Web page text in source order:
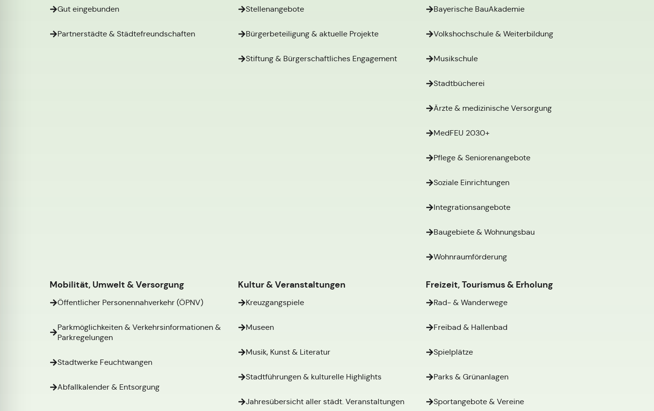
Gut eingebunden
Partnerstädte & Städtefreundschaften
Stellenangebote
Bürgerbeteiligung & aktuelle Projekte
Stiftung & Bürgerschaftliches Engagement
Bayerische BauAkademie
Volkshochschule & Weiterbildung
Musikschule
Stadtbücherei
Ärzte & medizinische Versorgung
MedFEU 2030+
Pflege & Seniorenangebote
Soziale Einrichtungen
Integrationsangebote
Baugebiete & Wohnungsbau
Wohnraumförderung
Mobilität, Umwelt & Versorgung
Öffentlicher Personennahverkehr (ÖPNV)
Parkmöglichkeiten & Verkehrsinformationen &
Parkregelungen
Stadtwerke Feuchtwangen
Abfallkalender & Entsorgung
Kultur & Veranstaltungen
Kreuzgangspiele
Museen
Musik, Kunst & Literatur
Stadtführungen & kulturelle Highlights
Jahresübersicht aller städt. Veranstaltungen
Freizeit, Tourismus & Erholung
Rad- & Wanderwege
Freibad & Hallenbad
Spielplätze
Parks & Grünanlagen
Sportangebote & Vereine